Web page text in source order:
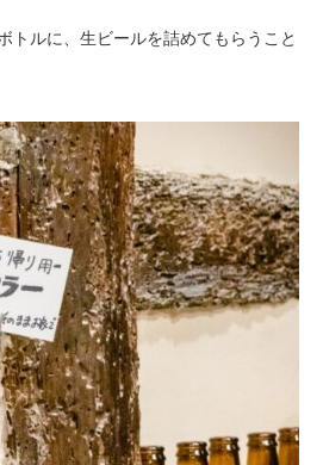
トルに、生ビールを詰めてもらうこと